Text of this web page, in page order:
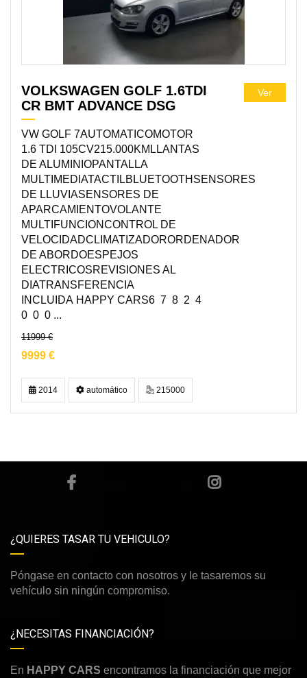
VOLKSWAGEN GOLF 1.6TDI
CR BMT ADVANCE DSG
VW GOLF 7AUTOMATICOMOTOR
1.6 TDI 105CV215.000KMLLANTAS
DE ALUMINIOPANTALLA
MULTIMEDIATACTILBLUETOOTHSENSORES
DE LLUVIASENSORES DE
APARCAMIENTOVOLANTE
MULTIFUNCIONCONTROL DE
VELOCIDADCLIMATIZADORORDENADOR
DE ABORDOESPEJOS
ELECTRICOSREVISIONES AL
DIATRANSFERENCIA
INCLUIDA HAPPY CARS6 7 8 2 4
0 0 0 ...
11999 €
9999 €
Ver
2014 automático 215000
¿QUIERES TASAR TU VEHICULO?
Póngase en contacto con nosotros y le tasaremos su
vehículo sin ningún compromiso.
¿NECESITAS FINANCIACIÓN?
En HAPPY CARS encontramos la financiación que mejor